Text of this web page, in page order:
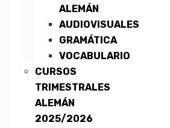
ALEMÁN
AUDIOVISUALES
GRAMÁTICA
VOCABULARIO
CURSOS
TRIMESTRALES
ALEMÁN
2025/2026